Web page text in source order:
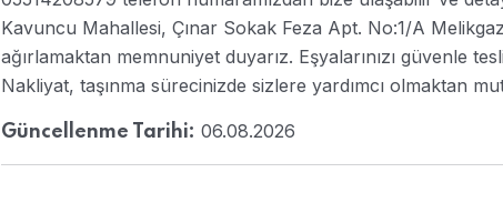
Kavuncu Mahallesi, Çınar Sokak Feza Apt. No:1/A
ağırlamaktan memnuniyet duyarız. Eşyalarınızı güvenle
Nakliyat, taşınma sürecinizde sizlere yardımcı olmaktan
Güncellenme Tarihi: 06.08.2026